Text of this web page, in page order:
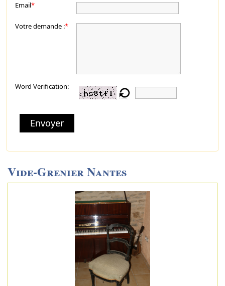
Email*
Votre demande :*
Word Verification:
Envoyer
Vide-Grenier Nantes